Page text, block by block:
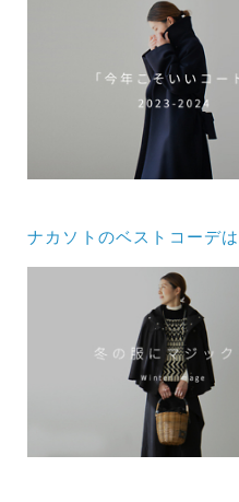
ナカソトのベストコーデ